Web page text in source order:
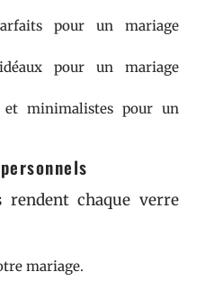
pour un mariage
pour un mariage
et minimalistes pour un
rendent chaque verre
mariage.